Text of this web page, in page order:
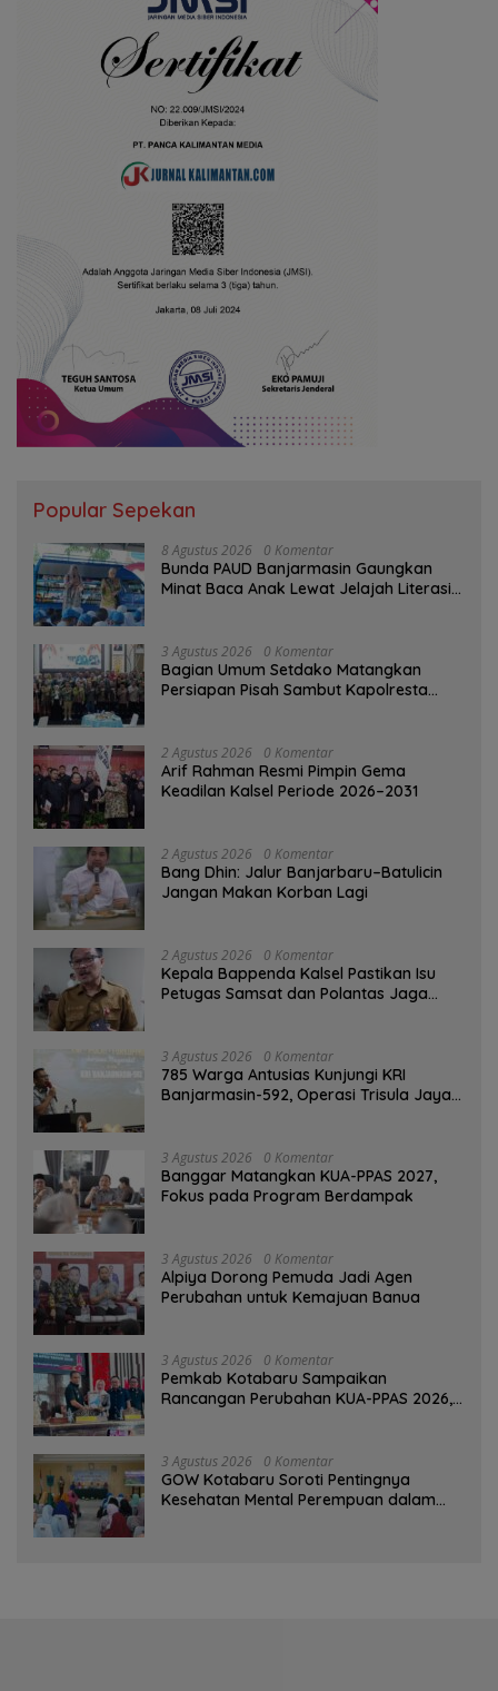
Popular Sepekan
8 Agustus 2026 0 Komentar
Bunda PAUD Banjarmasin Gaungkan
Minat Baca Anak Lewat Jelajah Literasi
3 Agustus 2026 0 Komentar
Bagian Umum Setdako Matangkan
Persiapan Pisah Sambut Kapolresta
2 Agustus 2026 0 Komentar
Arif Rahman Resmi Pimpin Gema
Keadilan Kalsel Periode 2026–2031
2 Agustus 2026 0 Komentar
Bang Dhin: Jalur Banjarbaru–Batulicin
Jangan Makan Korban Lagi
2 Agustus 2026 0 Komentar
Kepala Bappenda Kalsel Pastikan Isu
Petugas Samsat dan Polantas Jaga
3 Agustus 2026 0 Komentar
785 Warga Antusias Kunjungi KRI
Banjarmasin-592, Operasi Trisula Jaya
3 Agustus 2026 0 Komentar
‎Banggar Matangkan KUA-PPAS 2027,
Fokus pada Program Berdampak
3 Agustus 2026 0 Komentar
‎Alpiya Dorong Pemuda Jadi Agen
Perubahan untuk Kemajuan Banua ‎
3 Agustus 2026 0 Komentar
Pemkab Kotabaru Sampaikan
Rancangan Perubahan KUA-PPAS 2026,
3 Agustus 2026 0 Komentar
GOW Kotabaru Soroti Pentingnya
Kesehatan Mental Perempuan dalam